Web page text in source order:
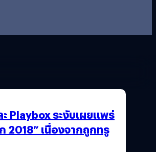
Playbox ระงับเผยแพร่
2018” เนื่องจากถูกทรู